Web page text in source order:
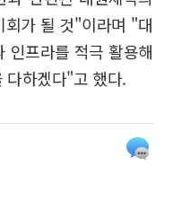
회가 될 것"이라며 "대
인프라를 적극 활용해
다하겠다"고 했다.